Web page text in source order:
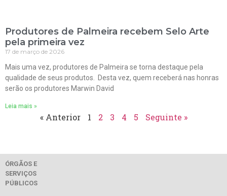
Produtores de Palmeira recebem Selo Arte
pela primeira vez
17 de março de 2026
Mais uma vez, produtores de Palmeira se torna destaque pela
qualidade de seus produtos. Desta vez, quem receberá nas honras
serão os produtores Marwin David
Leia mais »
« Anterior 1 2 3 4 5 Seguinte »
ÓRGÃOS E
SERVIÇOS
PÚBLICOS